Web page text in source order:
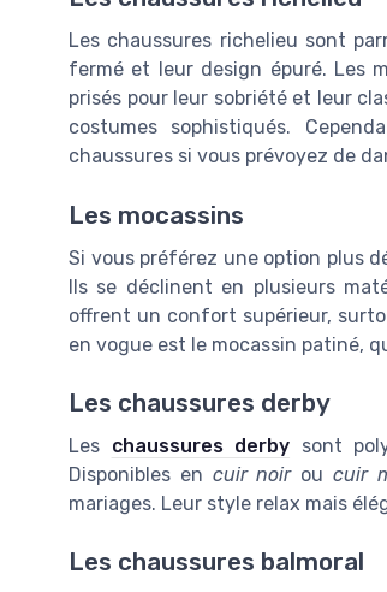
Les chaussures richelieu sont
fermé et leur design épuré. Les
prisés pour leur sobriété et leur
costumes sophistiqués.
chaussures si vous prévoyez de
Les mocassins
Si vous préférez une option plus
Ils se déclinent en plusieurs
offrent un confort supérieur,
en vogue est le mocassin patiné,
Les chaussures derby
Les chaussures derby sont
Disponibles en cuir noiroucuir
mariages. Leur style relax mais
Les chaussures balmoral